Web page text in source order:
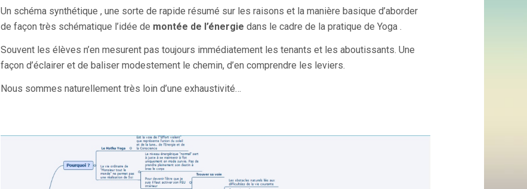
Un schéma synthétique , une sorte de rapide résumé sur les raisons et la manière basique d’aborder
de façon très schématique l’idée de montée de l’énergie dans le cadre de la pratique de Yoga .
Souvent les élèves n’en mesurent pas toujours immédiatement les tenants et les aboutissants. Une
façon d’éclairer et de baliser modestement le chemin, d’en comprendre les leviers.
Nous sommes naturellement très loin d’une exhaustivité…